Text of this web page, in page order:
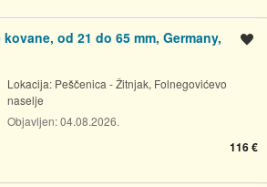
od 21 do 65 mm, Germany,
Lokacija: Peščenica - Žitnjak, Folnegovićevo
naselje
Objavljen:04.08.2026.
116 €